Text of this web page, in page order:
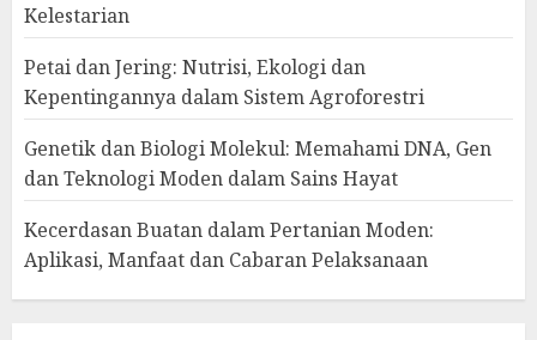
Kelestarian
Petai dan Jering: Nutrisi, Ekologi dan
Kepentingannya dalam Sistem Agroforestri
Genetik dan Biologi Molekul: Memahami DNA, Gen
dan Teknologi Moden dalam Sains Hayat
Kecerdasan Buatan dalam Pertanian Moden:
Aplikasi, Manfaat dan Cabaran Pelaksanaan